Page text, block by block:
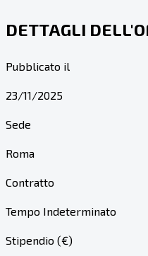
DETTAGLI
Pubblicato il
23/11/2025
Sede
Roma
Contratto
Tempo Indeterminato
Stipendio (€)